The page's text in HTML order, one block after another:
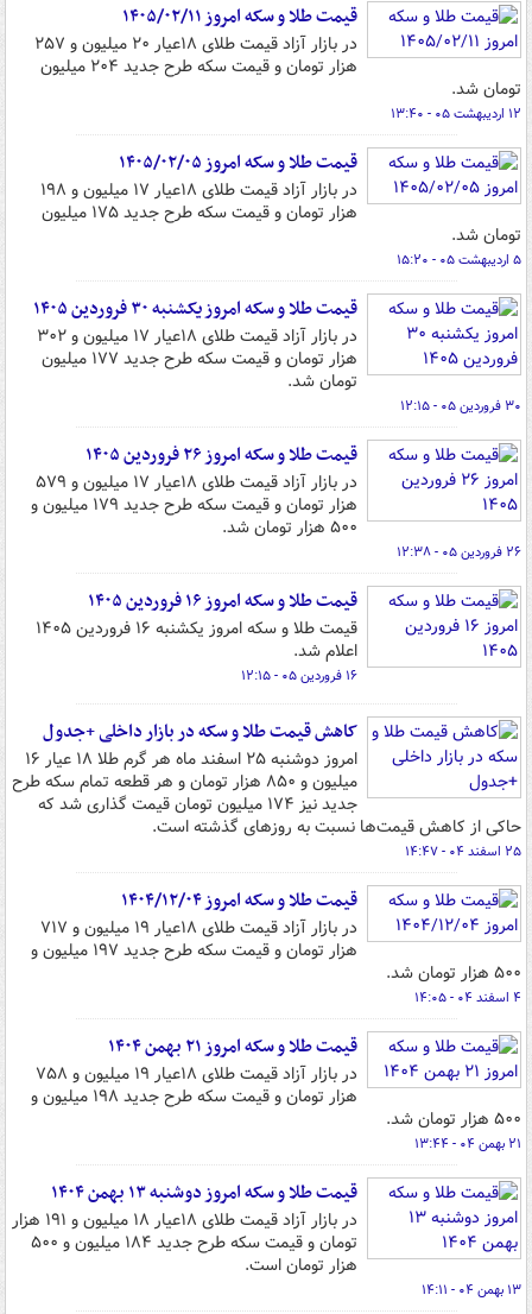
قیمت طلا و سکه امروز ۱۴۰۵/۰۲/۱۱
در بازار آزاد قیمت طلای ۱۸عیار ۲۰ میلیون و ۲۵۷
هزار تومان و قیمت سکه طرح جدید ۲۰۴ میلیون
تومان شد.
۱۲ اردیبهشت ۰۵ - ۱۳:۴۰
قیمت طلا و سکه امروز ۱۴۰۵/۰۲/۰۵
در بازار آزاد قیمت طلای ۱۸عیار ۱۷ میلیون و ۱۹۸
هزار تومان و قیمت سکه طرح جدید ۱۷۵ میلیون
تومان شد.
۵ اردیبهشت ۰۵ - ۱۵:۲۰
قیمت طلا و سکه امروز یکشنبه ۳۰ فروردین ۱۴۰۵
در بازار آزاد قیمت طلای ۱۸عیار ۱۷ میلیون و ۳۰۲
هزار تومان و قیمت سکه طرح جدید ۱۷۷ میلیون
تومان شد.
۳۰ فروردین ۰۵ - ۱۲:۱۵
قیمت طلا و سکه امروز ۲۶ فروردین ۱۴۰۵
در بازار آزاد قیمت طلای ۱۸عیار ۱۷ میلیون و ۵۷۹
هزار تومان و قیمت سکه طرح جدید ۱۷۹ میلیون و
۵۰۰ هزار تومان شد.
۲۶ فروردین ۰۵ - ۱۲:۳۸
قیمت طلا و سکه امروز ۱۶ فروردین ۱۴۰۵
قیمت طلا و سکه امروز یکشنبه ۱۶ فروردین ۱۴۰۵
اعلام شد.
۱۶ فروردین ۰۵ - ۱۲:۱۵
کاهش قیمت طلا و سکه در بازار داخلی +جدول
امروز دوشنبه ۲۵ اسفند ماه هر گرم طلا ۱۸ عیار ۱۶
میلیون و ۸۵۰ هزار تومان و هر قطعه تمام سکه طرح
جدید نیز ۱۷۴ میلیون تومان قیمت گذاری شد که
حاکی از کاهش قیمت‌ها نسبت به روزهای گذشته است.
۲۵ اسفند ۰۴ - ۱۴:۴۷
قیمت طلا و سکه امروز ۱۴۰۴/۱۲/۰۴
در بازار آزاد قیمت طلای ۱۸عیار ۱۹ میلیون و ۷۱۷
هزار تومان و قیمت سکه طرح جدید ۱۹۷ میلیون و
۵۰۰ هزار تومان شد.
۴ اسفند ۰۴ - ۱۴:۰۵
قیمت طلا و سکه امروز ۲۱ بهمن ۱۴۰۴
در بازار آزاد قیمت طلای ۱۸عیار ۱۹ میلیون و ۷۵۸
هزار تومان و قیمت سکه طرح جدید ۱۹۸ میلیون و
۵۰۰ هزار تومان شد.
۲۱ بهمن ۰۴ - ۱۳:۴۴
قیمت طلا و سکه امروز دوشنبه ۱۳ بهمن ۱۴۰۴
در بازار آزاد قیمت طلای ۱۸عیار ۱۸ میلیون و ۱۹۱ هزار
تومان و قیمت سکه طرح جدید ۱۸۴ میلیون و ۵۰۰
هزار تومان است.
۱۳ بهمن ۰۴ - ۱۴:۱۱